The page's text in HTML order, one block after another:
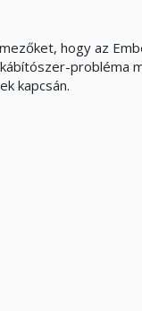
hogy az
probléma
kapcsán.